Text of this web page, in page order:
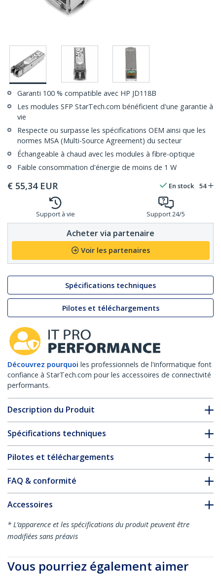
Garanti 100 % compatible avec HP JD118B
Les modules SFP StarTech.com bénéficient d'une garantie à
vie
Respecte ou surpasse les spécifications OEM ainsi que les
normes MSA (Multi-Source Agreement) du secteur
Échangeable à chaud avec les modules à fibre-optique
Faible consommation d'énergie de moins de 1 W
€ 55,34 EUR En stock 54
Support à vie Support 24/5
Acheter via partenaire
Voir les partenaires
Spécifications techniques
Pilotes et téléchargements
Découvrez pourquoi les professionnels de l'informatique font
confiance à StarTech.com pour les accessoires de connectivité
performants.
Description du Produit
Spécifications techniques
Pilotes et téléchargements
FAQ & conformité
Accessoires
* L’apparence et les spécifications du produit peuvent être
modifiées sans préavis
Vous pourriez également aimer